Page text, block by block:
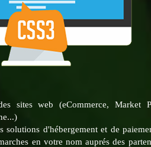
sites web (eCommerce, Market
solutions d'hébergement et de
en votre nom auprés des